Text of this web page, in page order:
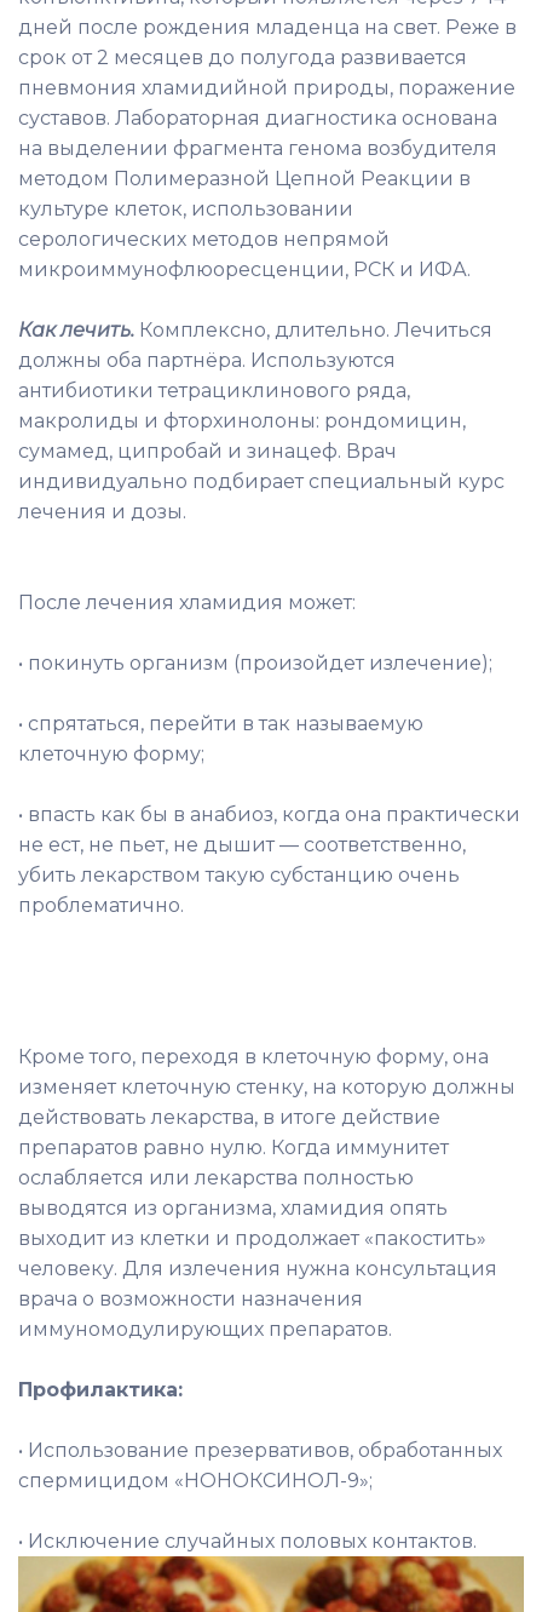
дней после рождения младенца на свет. Реже в
срок от 2 месяцев до полугода развивается
пневмония хламидийной природы, поражение
суставов. Лабораторная диагностика основана
на выделении фрагмента генома возбудителя
методом Полимеразной Цепной Реакции в
культуре клеток, использовании
серологических методов непрямой
микроиммунофлюоресценции, РСК и ИФА.
Как лечить. Комплексно, длительно. Лечиться
должны оба партнёра. Используются
антибиотики тетрациклинового ряда,
макролиды и фторхинолоны: рондомицин,
сумамед, ципробай и зинацеф. Врач
индивидуально подбирает специальный курс
лечения и дозы.
После лечения хламидия может:
• покинуть организм (произойдет излечение);
• спрятаться, перейти в так называемую
клеточную форму;
• впасть как бы в анабиоз, когда она практически
не ест, не пьет, не дышит — соответственно,
убить лекарством такую субстанцию очень
проблематично.
Кроме того, переходя в клеточную форму, она
изменяет клеточную стенку, на которую должны
действовать лекарства, в итоге действие
препаратов равно нулю. Когда иммунитет
ослабляется или лекарства полностью
выводятся из организма, хламидия опять
выходит из клетки и продолжает «пакостить»
человеку. Для излечения нужна консультация
врача о возможности назначения
иммуномодулирующих препаратов.
Профилактика:
• Использование презервативов, обработанных
спермицидом «НОНОКСИНОЛ-9»;
• Исключение случайных половых контактов.